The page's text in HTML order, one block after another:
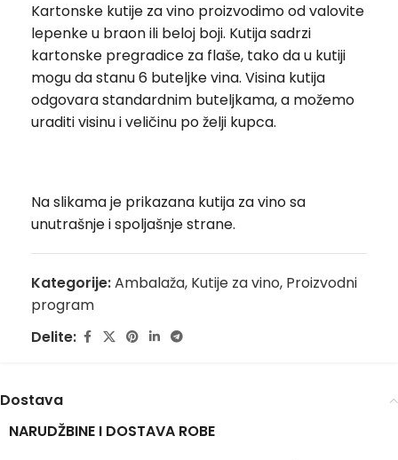
Kartonske kutije za vino proizvodimo od valovite
lepenke u braon ili beloj boji. Kutija sadrzi
kartonske pregradice za flaše, tako da u kutiji
mogu da stanu 6 buteljke vina. Visina kutija
odgovara standardnim buteljkama, a možemo
uraditi visinu i veličinu po želji kupca.
Na slikama je prikazana kutija za vino sa
unutrašnje i spoljašnje strane.
Kategorije:Ambalaža, Kutije za vino, Proizvodni
program
Delite:
Dostava
NARUDŽBINE I DOSTAVA ROBE